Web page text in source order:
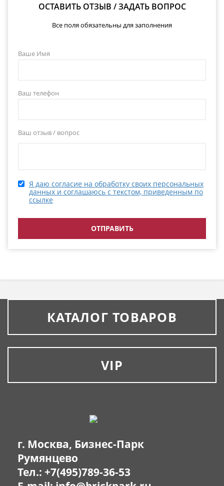
ОСТАВИТЬ ОТЗЫВ / ЗАДАТЬ ВОПРОС
Все поля обязательны для заполнения
Ваше Имя
Ваш телефон
Ваш отзыв / вопрос
Я даю согласие на обработку своих персональных
данных и соглашаюсь с текстом, приведенным по
ссылке
КАТАЛОГ ТОВАРОВ
VIP
г. Москва, Бизнес-Парк
Румянцево
Тел.: +7(495)789-36-53